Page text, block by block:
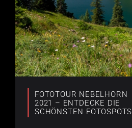
FOTOTOUR NEBELHORN
2021 – ENTDECKE DIE
SCHÖNSTEN FOTOSPOTS